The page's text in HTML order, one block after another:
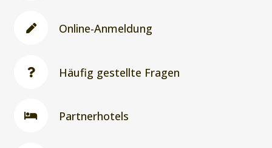
Online-Anmeldung
Häufig gestellte Fragen
Partnerhotels